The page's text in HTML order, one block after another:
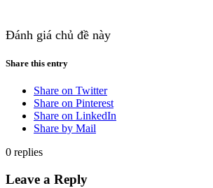
Đánh giá chủ đề này
Share this entry
Share on Twitter
Share on Pinterest
Share on LinkedIn
Share by Mail
0 replies
Leave a Reply